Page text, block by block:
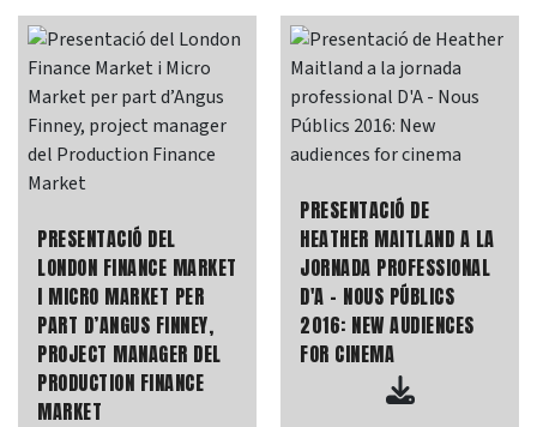
PRESENTACIÓ DEL
LONDON FINANCE MARKET
I MICRO MARKET PER
PART D’ANGUS FINNEY,
PROJECT MANAGER DEL
PRODUCTION FINANCE
MARKET
PRESENTACIÓ DE
HEATHER MAITLAND A LA
JORNADA PROFESSIONAL
D'A - NOUS PÚBLICS
2016: NEW AUDIENCES
FOR CINEMA